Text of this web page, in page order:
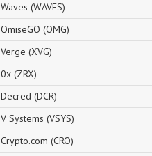
Waves (WAVES)
OmiseGO (OMG)
Verge (XVG)
0x (ZRX)
Decred (DCR)
V Systems (VSYS)
Crypto.com (CRO)